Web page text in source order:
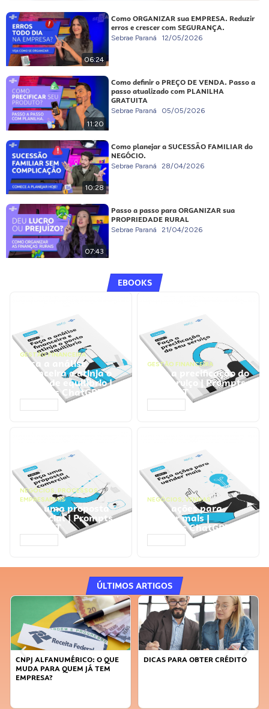
06:24
Como ORGANIZAR sua EMPRESA. Reduzir
erros e crescer com SEGURANÇA.
Sebrae Paraná 12/05/2026
11:20
Como definir o PREÇO DE VENDA. Passo a
passo atualizado com PLANILHA
GRATUITA
Sebrae Paraná 05/05/2026
10:28
Como planejar a SUCESSÃO FAMILIAR do
NEGÓCIO.
Sebrae Paraná 28/04/2026
07:43
Passo a passo para ORGANIZAR sua
PROPRIEDADE RURAL
Sebrae Paraná 21/04/2026
EBOOKS
GESTÃO FINANCEIRA
Faça a análise
financeira e atinja o
ponto de equilíbrio |
Prompts ChatGPT
GESTÃO FINANCEIRA
Faça a precificação do
seu serviço | Prompts
ChatGPT
NEGÓCIOS, PROCESSOS
EMPRESARIAIS
Faça uma proposta
comercial | Prompts
ChatGPT
NEGÓCIOS, VENDAS
Faça ações para
vender mais |
Prompts ChatGPT
ÚLTIMOS ARTIGOS
DICAS PARA OBTER CRÉDITO
FAÇA A DIFERENÇA: SEJA